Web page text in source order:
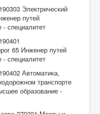
Электрический
путей
специалитет
65 Инженер путей
специалитет
Автоматика,
транспорте
образование -